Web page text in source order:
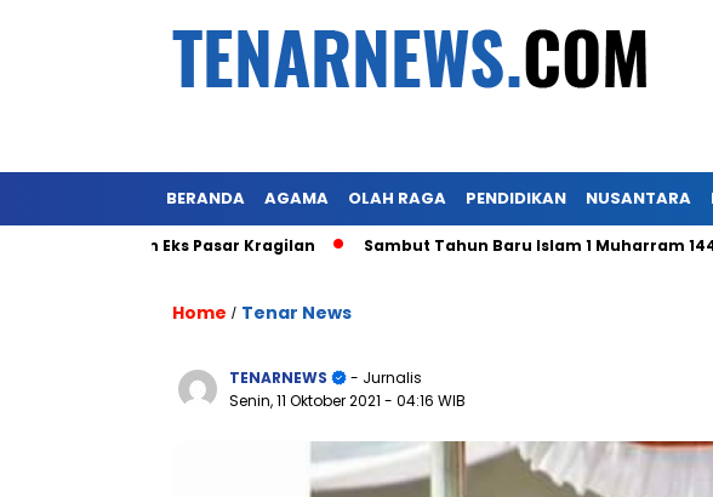
BERANDA AGAMA OLAH RAGA PENDIDIKAN NUSANTARA
Lahan Eks Pasar Kragilan Sambut Tahun Baru Islam 1 Muharram 1445
Home / Tenar News
TENARNEWS
- Jurnalis
Senin, 11 Oktober 2021 - 04:16 WIB